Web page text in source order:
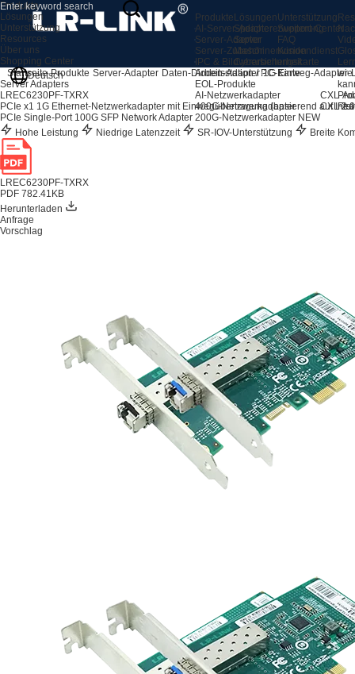
Produkte
AI-Server-Adapter
Server-Adapter
Server-Zubehör
IPC & Bildverarbeitungskarte
Arbeitsstation / PC-Karte
EOL-Produkte
AI-Netzwerkadapter
400G-Netzwerkadapter
200G-Netzwerkadapter NEW
CXL-
CXL 2.0
Lösungen
Speichererweiterung
Server
Maschinenvision
Cybersicherheit
Unterstützung
Support-Center
FAQ
Kundendienst
wie
Produkte
Lösungen
Unterstützung
Resources
Über uns
Shopping Center
Deutsch
Startseite Produkte Server-Adapter Daten-Dioden-Adapter 1G Einweg-Adapter
Server Adapters
LREC6230PF-TXRX
PCIe x1 1G Ethernet-Netzwerkadapter mit Einwegübertragung (basierend auf
PCIe Single-Port 100G SFP Network Adapter
Hohe Leistung
Niedrige Latenzzeit SR-IOV-Unterstützung Breite
LREC6230PF-TXRX
PDF 782.41KB
Herunterladen
Anfrage
Vorschlag